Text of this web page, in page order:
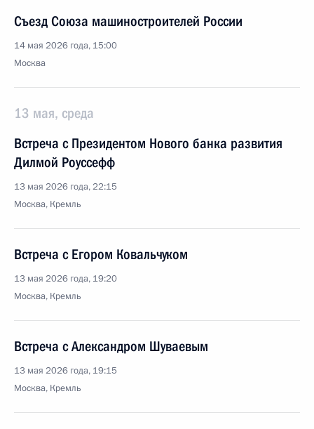
Съезд Союза машиностроителей России
14 мая 2026 года, 15:00
Москва
13 мая, среда
Встреча с Президентом Нового банка развития
Дилмой Роуссефф
13 мая 2026 года, 22:15
Москва, Кремль
Встреча с Егором Ковальчуком
13 мая 2026 года, 19:20
Москва, Кремль
Встреча с Александром Шуваевым
13 мая 2026 года, 19:15
Москва, Кремль